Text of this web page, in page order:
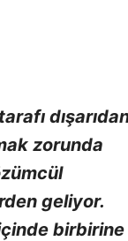
zorunda
geliyor.
birbirine